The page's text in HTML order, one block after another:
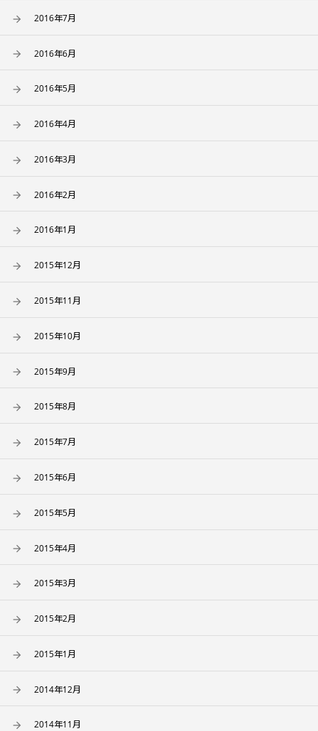
2016年7月
2016年6月
2016年5月
2016年4月
2016年3月
2016年2月
2016年1月
2015年12月
2015年11月
2015年10月
2015年9月
2015年8月
2015年7月
2015年6月
2015年5月
2015年4月
2015年3月
2015年2月
2015年1月
2014年12月
2014年11月